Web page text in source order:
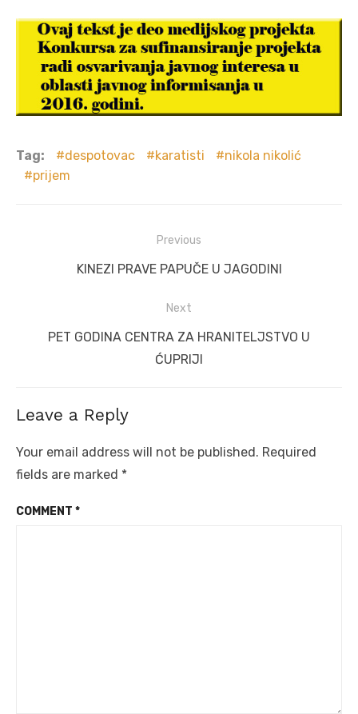
Tag: despotovac karatisti
nikola nikolić
prijem
navigation
Previous
Previous
KINEZI PRAVE PAPUČE U JAGODINI
Next
NextPET GODINA CENTRA ZA HRANITELJSTVO U
ĆUPRIJI
Leave a Reply
Your email address will not be published. Required
fields are marked *
COMMENT *